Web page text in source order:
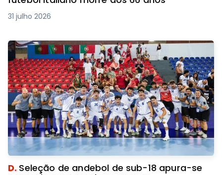
31 julho 2026
D. Seleção de andebol de sub-18 apura-se